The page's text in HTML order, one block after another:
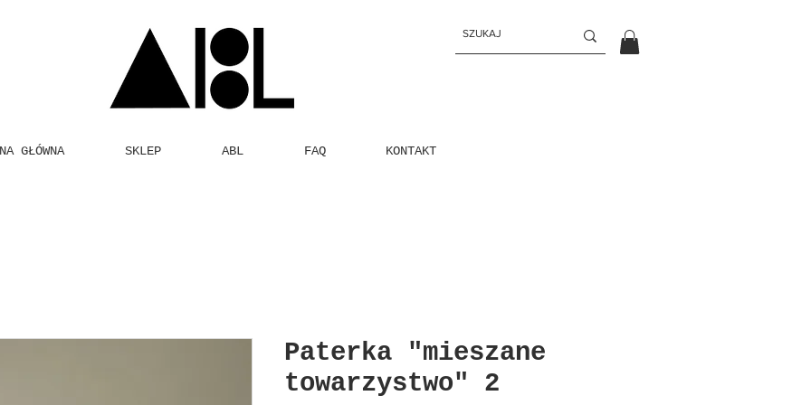
GŁÓWNA SKLEP ABL FAQ KONTAKT
Paterka "mieszane
towarzystwo" 2